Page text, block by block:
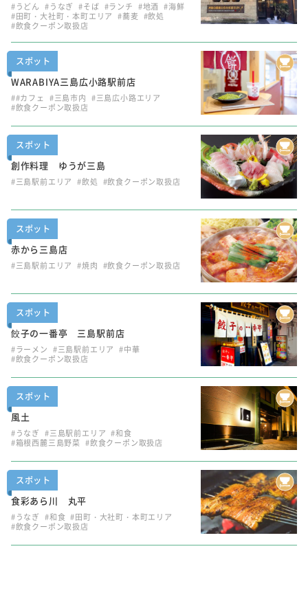
#うどん #うなぎ #そば #ランチ #地酒 #海鮮
#田町・大社町・本町エリア #蕎麦 #飲処
#飲食クーポン取扱店
スポット
WARABIYA三島広小路駅前店
##カフェ #三島市内 #三島広小路エリア
#飲食クーポン取扱店
スポット
創作料理 ゆうが三島
#三島駅前エリア #飲処 #飲食クーポン取扱店
スポット
赤から三島店
#三島駅前エリア #焼肉 #飲食クーポン取扱店
スポット
餃子の一番亭 三島駅前店
#ラーメン #三島駅前エリア #中華
#飲食クーポン取扱店
スポット
風土
#うなぎ #三島駅前エリア #和食
#箱根西麓三島野菜 #飲食クーポン取扱店
スポット
食彩あら川 丸平
#うなぎ #和食 #田町・大社町・本町エリア
#飲食クーポン取扱店